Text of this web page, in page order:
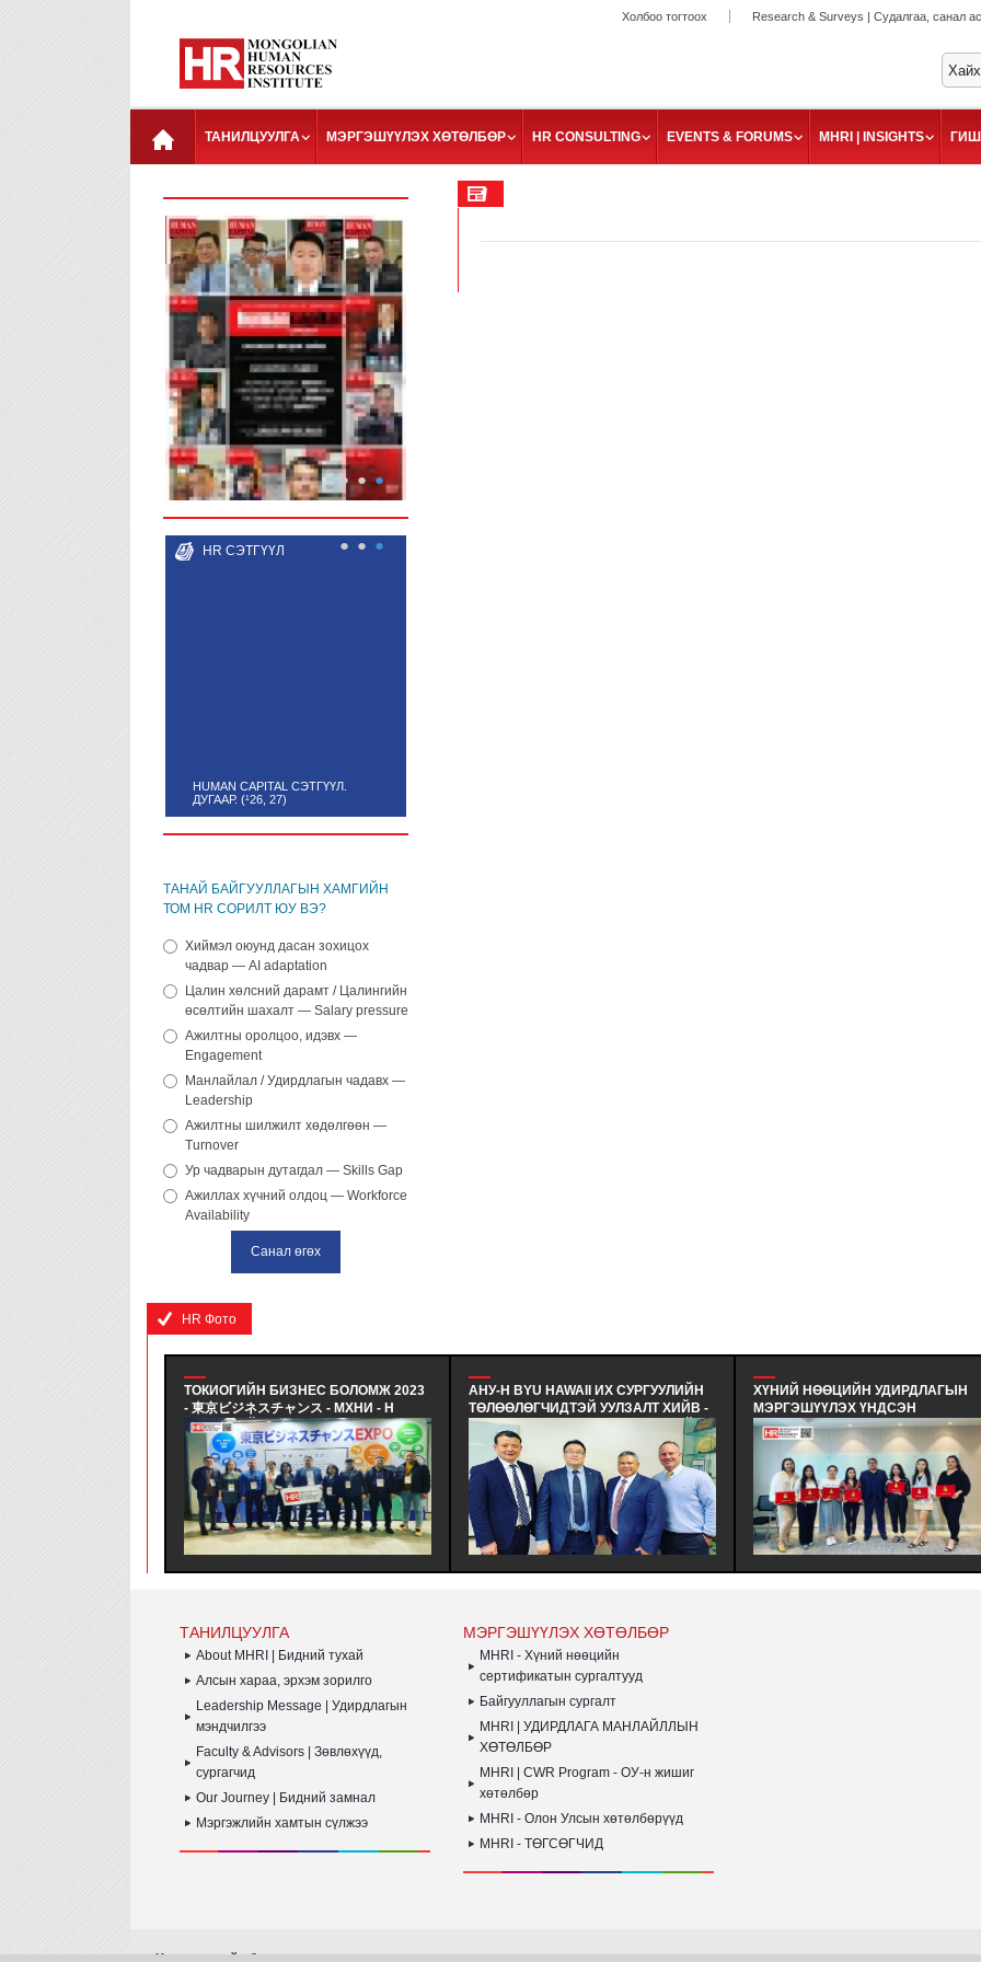
Холбоо тогтоох Research & Surveys | Судалгаа, санал
ТАНИЛЦУУЛГА МЭРГЭШҮҮЛЭХ ХӨТӨЛБӨР HR CONSULTING EVENTS & FORUMS MHRI | INSIGHTS
● ● ●
HR СЭТГҮҮЛ
HUMAN CAPITAL СЭТГҮҮЛ.
ДУГААР. (¹26, 27)
● ● ●
ТАНАЙ БАЙГУУЛЛАГЫН ХАМГИЙН
ТОМ HR СОРИЛТ ЮУ ВЭ?
Хиймэл оюунд дасан зохицох
чадвар — AI adaptation
Цалин хөлсний дарамт / Цалингийн
өсөлтийн шахалт — Salary pressure
Ажилтны оролцоо, идэвх —
Engagement
Манлайлал / Удирдлагын чадавх —
Leadership
Ажилтны шилжилт хөдөлгөөн —
Turnover
Ур чадварын дутагдал — Skills Gap
Ажиллах хүчний олдоц — Workforce
Availability
HR Фото
ТОКИОГИЙН БИЗНЕС БОЛОМЖ 2023
- 東京ビジネスチャンス - МХНИ - Н
"ХӨГЖЛИЙН НУУЦААС СУРАЛЦЪЯ"
ТУРШЛАГА СУДЛАХ ТУСГАЙ
ХӨТӨЛБӨРТ ХӨГЖЛИЙН АЯЛАЛ
"ТОКИОГИЙН БИЗНЕС БОЛОМЖ" -
(東京ビジネスチャンス) ИННОВАЦИЙН
ЭКСПО АРГА ХЭМЖЭЭНИЙ ХҮРЭЭНД
АМЖИЛТТАЙ ЗОХИОН
БАЙГУУЛАГДЛАА.
АНУ-Н BYU HAWAII ИХ СУРГУУЛИЙН
ТӨЛӨӨЛӨГЧИДТЭЙ УУЛЗАЛТ ХИЙВ -
АНУ-Н BYU HAWAII ИХ СУРГУУЛИЙН
ЭЛСЭЛТ БА ТӨГСӨЛТИЙН ДАРААХ
КАРЬЕР, ХАМТЫН АЖИЛЛАГАА
ХАРИУЦСАН ТӨЛӨӨЛӨГЧИДТЭЙ
УУЛЗАЛТ ХИЙВ
ХҮНИЙ НӨӨЦИЙН УДИРДЛАГЫН
МЭРГЭШҮҮЛЭХ ҮНДСЭН
СУРГАЛТЫН ТӨГСӨЛТ #380 - ХҮНИЙ
НӨӨЦИЙН УДИРДЛАГЫН
МЭРГЭШҮҮЛЭХ ҮНДСЭН
СУРГАЛТЫН MHRI LEVEL-B #380
ЭЛСЭЛТИЙН СУРАЛЦАГЧИД
ХӨТӨЛБӨРӨӨ АМЖИЛТТАЙ
ДҮҮРГЭЛЭЭ.
ТАНИЛЦУУЛГА
About MHRI | Бидний тухай
Алсын хараа, эрхэм зорилго
Leadership Message | Удирдлагын
мэндчилгээ
Faculty & Advisors | Зөвлөхүүд,
сургагчид
Our Journey | Бидний замнал
Мэргэжлийн хамтын сүлжээ
МЭРГЭШҮҮЛЭХ ХӨТӨЛБӨР
MHRI - Хүний нөөцийн
сертификатын сургалтууд
Байгууллагын сургалт
MHRI | УДИРДЛАГА МАНЛАЙЛЛЫН
ХӨТӨЛБӨР
MHRI | CWR Program - ОУ-н жишиг
хөтөлбөр
MHRI - Олон Улсын хөтөлбөрүүд
MHRI - ТӨГСӨГЧИД
Хэрэглэгчийн булан